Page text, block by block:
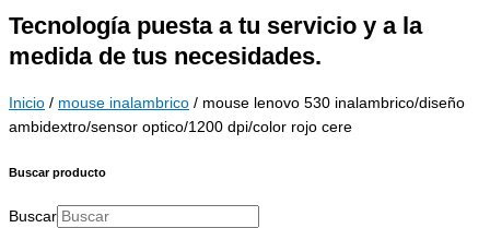
Tecnología puesta a tu servicio y a la
medida de tus necesidades.
Inicio / mouse inalambrico / mouse lenovo 530 inalambrico/diseño
ambidextro/sensor optico/1200 dpi/color rojo cere
Buscar producto
Buscar